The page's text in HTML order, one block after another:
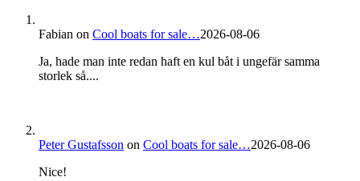
Fabian on Cool boats for sale…2026-08-06
Ja, hade man inte redan haft en kul båt i ungefär samma
storlek så....
Peter Gustafsson on Cool boats for sale…2026-08-06
Nice!